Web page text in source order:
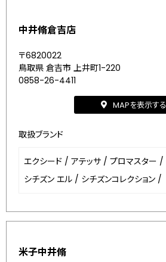
中井脩倉吉店
〒6820022
鳥取県 倉吉市 上井町1-220
0858-26-4411
MAPを表示する
取扱ブランド
エクシード / アテッサ / プロマスター /
シチズン エル / シチズンコレクション /
米子中井脩